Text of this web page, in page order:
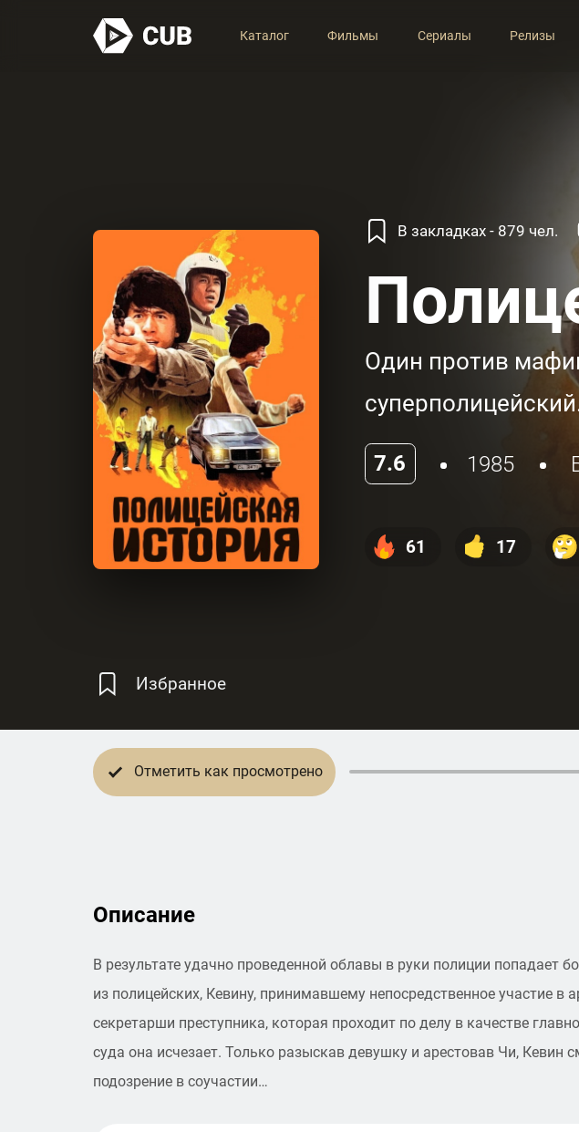
Каталог Фильмы Сериалы Релизы
В закладках - 879 чел.
Один против
7.6 1985
61 17
Избранное
Отметить как просмотрено
Описание
В результате удачно проведенной облавы в руки полиции попадает
из полицейских, Кевину, принимавшему непосредственное участие в
секретарши преступника, которая проходит по делу в качестве
суда она исчезает. Только разыскав девушку и арестовав Чи, Кевин
подозрение в соучастии…